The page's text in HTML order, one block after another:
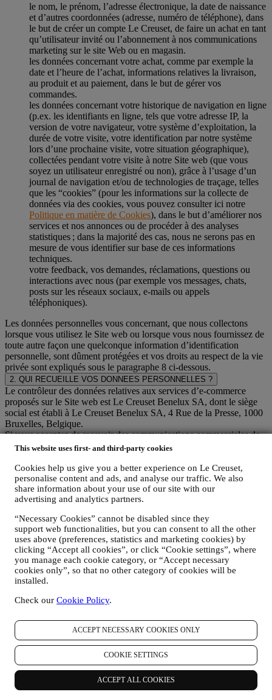
This website uses first- and third-party cookies
Cookies help us give you a better experience on Le Creuset,
personalise content and ads, and analyse our traffic. We also
share information about your use of our site with our
advertising and analytics partners.
“Necessary Cookies” cannot be disabled since they
support web functionalities, but you can consent to all the other
uses above (preferences, statistics and marketing cookies) by
clicking “Accept all cookies”, or click “Cookie settings”, where
you manage each cookie category, or “Accept necessary
cookies only”, so that no other category of cookies will be
installed.
Check our Cookie Policy.
ACCEPT NECESSARY COOKIES ONLY
COOKIE SETTINGS
ACCEPT ALL COOKIES
le nom, le prénom, l’adresse électronique, la date de naissance
et d’autres coordonnées (adresse, numéro de téléphone), dans
le but de créer un compte Le Creuset, de faire un achat en tant
qu’utilisateur invité ou l’abonnement à nos communications
marketing sur le site Web ou en magasin.
les données concernant votre achat, comme par exemple la
date et l’heure de l’achat, informations relatives la livraison,
au produit et au paiement, dans le but de gérer vos
commandes.
les données concernant votre historique de navigation en ligne
(p.ex. les identifiants en ligne, tels que votre adresse IP, la
version de votre navigateur, votre système d’exploitation, la
durée de votre visite, votre identification par notre système
lors d’une prochaine visite, votre situation géographique),
collectées pendant votre visite à notre Site web (que vous
soyez un utilisateur enregistré ou non), grâce à l’usage d’un
journal de navigation et/ou de technologies de traçage, telles
que les “cookies” (pour les informations sur la collecte de
données via des cookies, vous pouvez consulter ici notre
Politique en matière de Cookies), dans le but d’améliorer nos
services et nos annonces ou de procéder à des analyses
statistiques ; dans la majorité des cas, nous ne serons pas en
mesure de vous identifier sur base de ces informations
techniques.
votre feedback, vos demandes, réclamations, questions ou
interactions avec nous (par exemple vos messages, chats,
posts sur les réseaux sociaux, e-mails ou appels
téléphoniques).
Les données personnelles vous concernant, que nous collectons
lorsque vous utilisez le Site web ou lorsque vous nous fournissez de
toute autre façon une quelconque information d’identification
personnelle, sont dûment protégées et vos droits au respect de la vie
privée sont expliqués sous le paragraphe 8 ci-dessous.
2. QUI RECUEILLE VOS DONNEES PERSONNELLES ?
Le contrôleur des données relatives aux services d’e-commerce
proposés sur le Site web est Le Creuset Benelux SA, dont le siège
social est établi à Le Creuset Benelux SA, 4 Rue de la Presse, 1000
Bruxelles, Belgique.
Si vous acceptez de recevoir des communications commerciales de
notre part, vous ferez partie de la base de données des
conjointement, par Le Creuset BENELUX et Group AG, dont le
siège social est situé à Neuhofstrasse 4, 6340 Baar, en Suisse. Son
représentant désigné dans l'UE est Le Creuset SL, numéro de TVA
B62153630, dont les bureaux sont situés Paseo de Gracia 9 2º,
pourvoit (a) à Le Creuset Group AG la responsabilité de la stratégie
marketing globale et de l’expérience client personnalisée ; (b) aux
filiales locales Le Creuset le bénéfice et l’implantation de cette
stratégie, ainsi que la possibilité de développer des initiatives
marketing et communication de manière indépendante ; (c) à toutes
les parties le devoir de traiter de vos demandes concernant vos droits
3. POURQUOI COLLECTONS-NOUS CES INFORMATIONS ?
POUR RÉPONDRE À NOS OBLIGATIONS LÉGALES.
Nous pouvons être amenés à traiter certaines données vous
concernant afin de répondre à nos obligations légales, ainsi
qu’à d’autres obligations découlant d’instructions émises par
les pouvoirs publics.